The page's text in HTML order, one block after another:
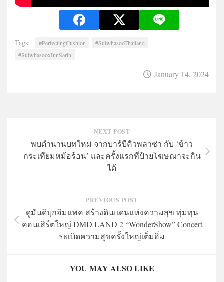
Tags: #PerfectingCushion
#SulwhasooThailand
#SulwhasooxInnSarin
January 14, 2024
NEXT POST
พบตำนานบทใหม่ จากบาร์บีคิวพลาซ่า กับ ‘ข้าว
กระเทียมหม้อร้อน’ และครั้งแรกที่ป้ายโฆษณาจะกิน
ได้
PREVIOUS POST
ดูมันดิบุกอิมแพค สร้างดินแดนแห่งความสุข ทุ่มทุน
คอนเสิร์ตใหญ่ DMD LAND 2 “WonderShow” Concert
ระเบิดความสุขครั้งใหญ่เต็มอิ่ม
YOU MAY ALSO LIKE